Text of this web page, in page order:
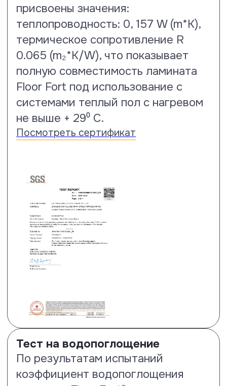
Тест на прочность замкового
следующие результаты: по
короткой (самой слабой) стороне
прочность на разрыв в два раза
лучше нормы (2.1 кН/м), по длинной
стороне на 55 % лучше нормы – 3.1
кН/м. См. строчку Fmax – она самая
важная.
Посмотреть сертификат